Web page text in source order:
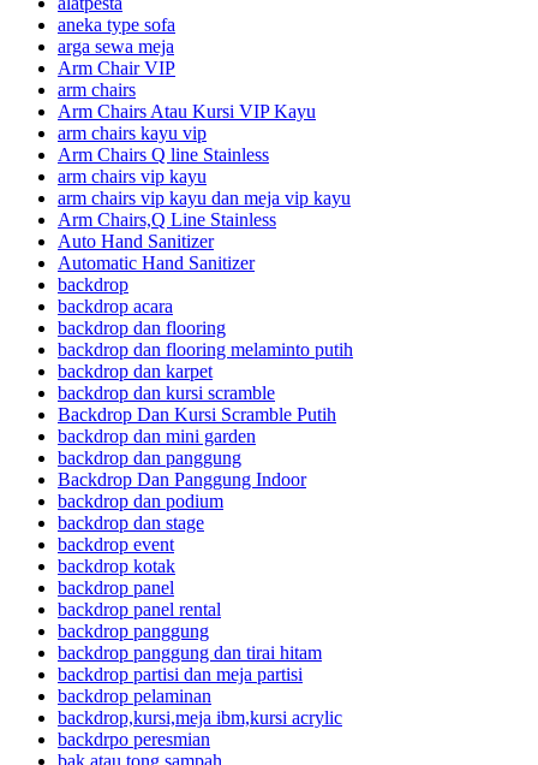
aneka type sofa
arga sewa meja
Arm Chair VIP
arm chairs
Arm Chairs Atau Kursi VIP Kayu
arm chairs kayu vip
Arm Chairs Q line Stainless
arm chairs vip kayu
arm chairs vip kayu dan meja vip kayu
Arm Chairs,Q Line Stainless
Auto Hand Sanitizer
Automatic Hand Sanitizer
backdrop
backdrop acara
backdrop dan flooring
backdrop dan flooring melaminto putih
backdrop dan karpet
backdrop dan kursi scramble
Backdrop Dan Kursi Scramble Putih
backdrop dan mini garden
backdrop dan panggung
Backdrop Dan Panggung Indoor
backdrop dan podium
backdrop dan stage
backdrop event
backdrop kotak
backdrop panel
backdrop panel rental
backdrop panggung
backdrop panggung dan tirai hitam
backdrop partisi dan meja partisi
backdrop pelaminan
backdrop,kursi,meja ibm,kursi acrylic
backdrpo peresmian